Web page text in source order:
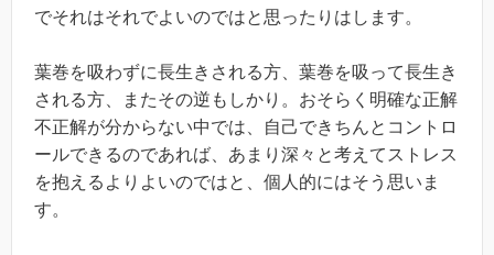
でそれはそれでよいのではと思ったりはします。
葉巻を吸わずに長生きされる方、葉巻を吸って長生き
される方、またその逆もしかり。おそらく明確な正解
不正解が分からない中では、自己できちんとコントロ
ールできるのであれば、あまり深々と考えてストレス
を抱えるよりよいのではと、個人的にはそう思いま
す。